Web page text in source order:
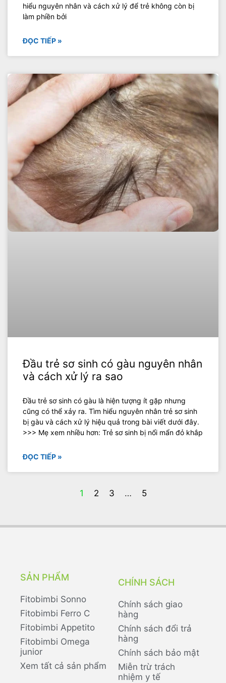
hiểu nguyên nhân và cách xử lý để trẻ không còn bị
làm phiền bởi
ĐỌC TIẾP »
Đầu trẻ sơ sinh có gàu nguyên nhân
và cách xử lý ra sao
Đầu trẻ sơ sinh có gàu là hiện tượng ít gặp nhưng
cũng có thể xảy ra. Tìm hiểu nguyên nhân trẻ sơ sinh
bị gàu và cách xử lý hiệu quả trong bài viết dưới đây.
>>> Mẹ xem nhiều hơn: Trẻ sơ sinh bị nổi mẩn đỏ khắp
ĐỌC TIẾP »
1 2 3 … 5
SẢN PHẨM
Fitobimbi Sonno
Fitobimbi Ferro C
Fitobimbi Appetito
Fitobimbi Omega
junior
Xem tất cả sản phẩm
CHÍNH SÁCH
Chính sách giao
hàng
Chính sách đổi trả
hàng
Chính sách bảo mật
Miễn trừ trách
nhiệm y tế